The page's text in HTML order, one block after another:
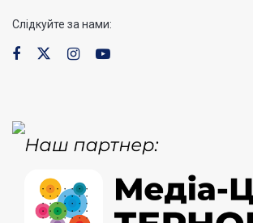
Слідкуйте за нами: